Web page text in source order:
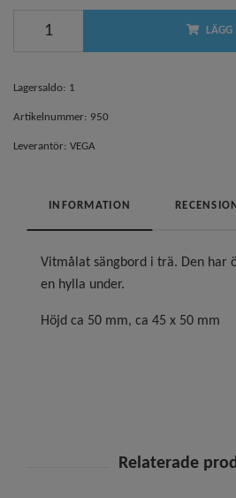
LÄGG
Lagersaldo: 1
Artikelnummer: 950
Leverantör: VEGA
INFORMATION
Vitmålat sängbord i trä. Den har
en hylla under.
Höjd ca 50 mm, ca 45 x 50 mm